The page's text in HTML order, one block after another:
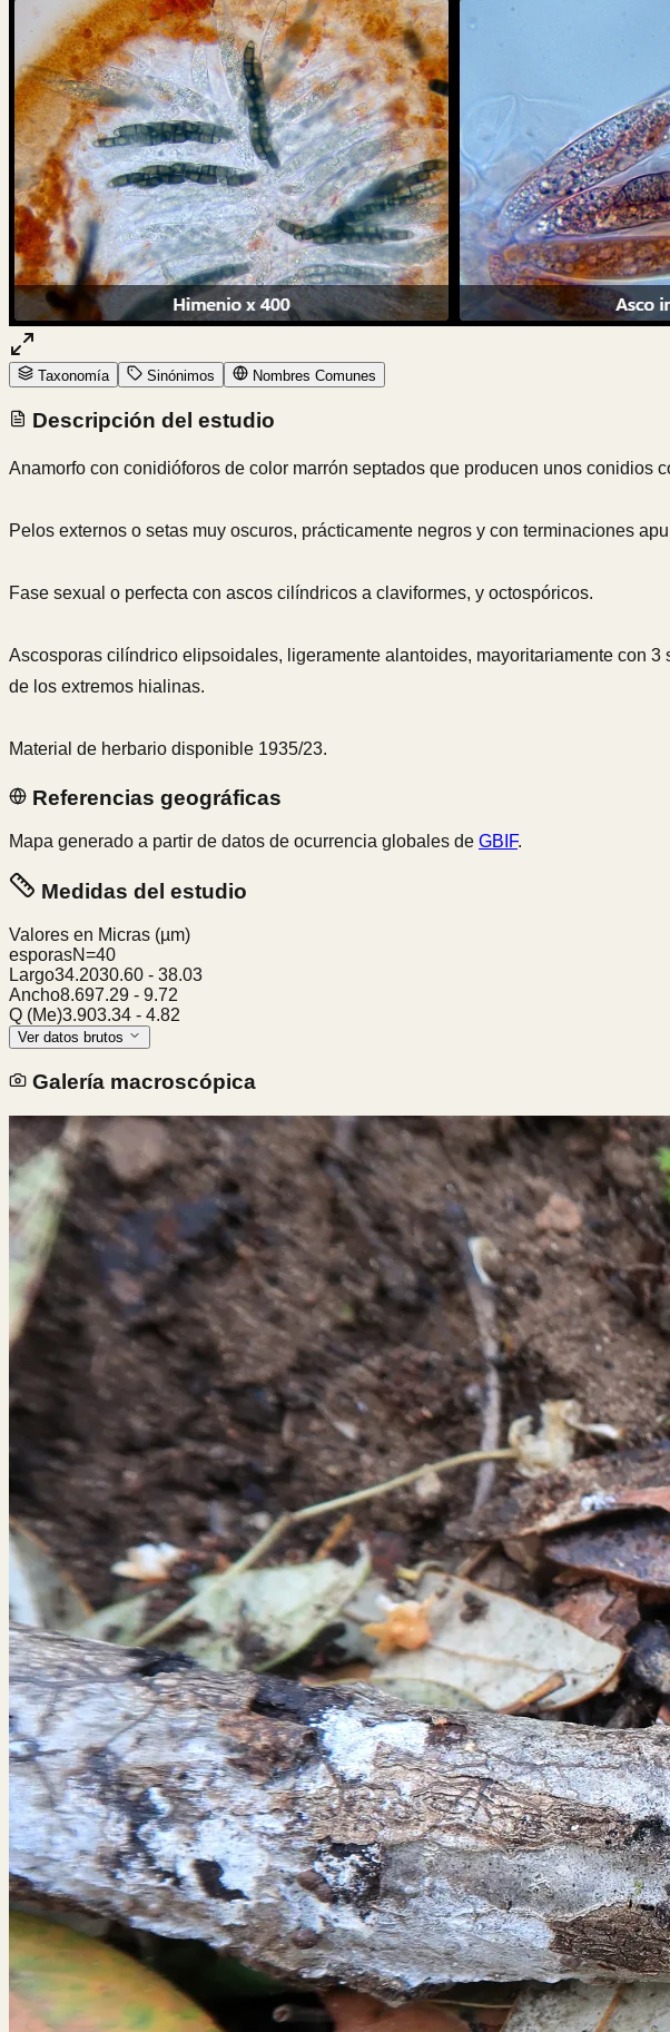
Taxonomía Sinónimos Nombres Comunes
Descripción del estudio
Anamorfo con conidióforos de color marrón septados que producen unos conidios
Pelos externos o setas muy oscuros, prácticamente negros y con terminaciones
Fase sexual o perfecta con ascos cilíndricos a claviformes, y octospóricos.
Ascosporas cilíndrico elipsoidales, ligeramente alantoides, mayoritariamente con
de los extremos hialinas.
Material de herbario disponible 1935/23.
Referencias geográficas
Mapa generado a partir de datos de ocurrencia globales de GBIF.
Medidas del estudio
Valores en Micras (µm)
esporasN=40
Largo34.2030.60 - 38.03
Ancho8.697.29 - 9.72
Q (Me)3.903.34 - 4.82
Ver datos brutos
Galería macroscópica